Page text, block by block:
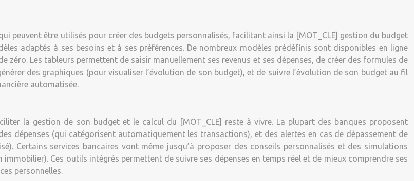
peuvent être utilisés pour créer des budgets personnalisés, facilitant ainsi la [MOT_CLE] gestion du budget
adaptés à ses besoins et à ses préférences. De nombreux modèles prédéfinis sont disponibles en ligne
Les tableurs permettent de saisir manuellement ses revenus et ses dépenses, de créer des formules de
des graphiques (pour visualiser l’évolution de son budget), et de suivre l’évolution de son budget au fil
automatisée.
la gestion de son budget et le calcul du [MOT_CLE] reste à vivre. La plupart des banques proposent
dépenses (qui catégorisent automatiquement les transactions), et des alertes en cas de dépassement de
Certains services bancaires vont même jusqu’à proposer des conseils personnalisés et des simulations
Ces outils intégrés permettent de suivre ses dépenses en temps réel et de mieux comprendre ses
personnelles.